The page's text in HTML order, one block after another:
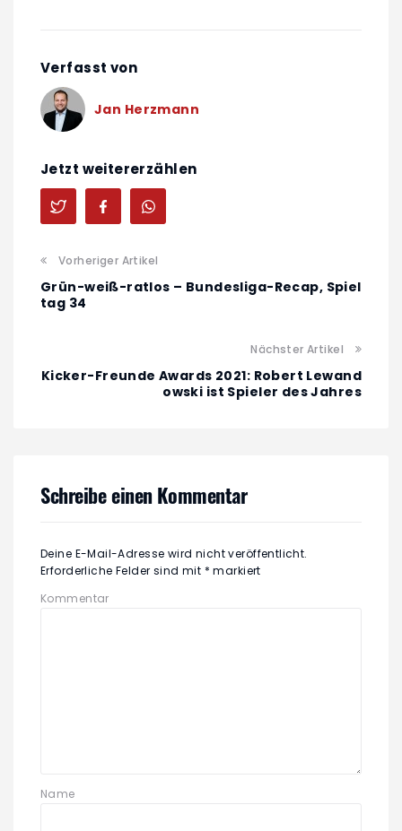
Verfasst von
Jan Herzmann
Jetzt weitererzählen
Vorheriger Artikel
Grün-weiß-ratlos – Bundesliga-Recap, Spiel
tag 34
Nächster Artikel
Kicker-Freunde Awards 2021: Robert Lewand
owski ist Spieler des Jahres
Schreibe einen Kommentar
Deine E-Mail-Adresse wird nicht veröffentlicht.
Erforderliche Felder sind mit * markiert
Kommentar
Name